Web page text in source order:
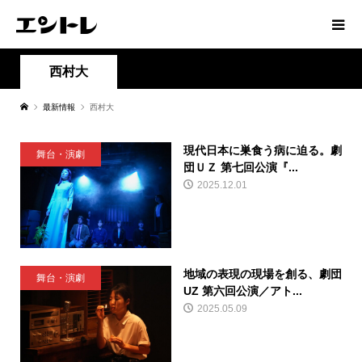
西村大
最新情報 西村大
舞台・演劇
現代日本に巣食う病に迫る。劇
団ＵＺ 第七回公演『...
2025.12.01
舞台・演劇
地域の表現の現場を創る、劇団
UZ 第六回公演／アト...
2025.05.09